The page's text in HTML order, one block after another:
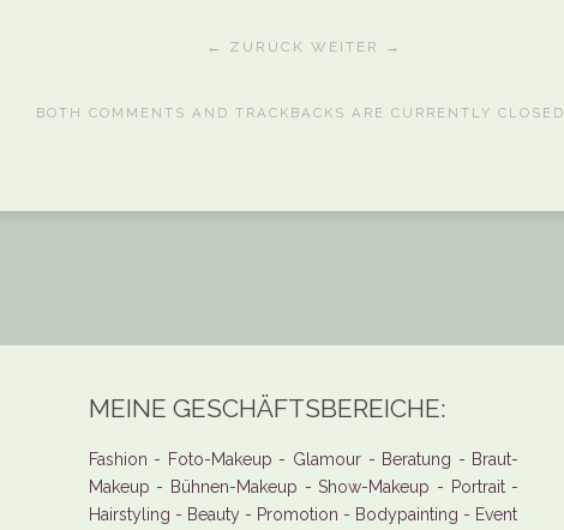
← ZURÜCK WEITER →
BOTH COMMENTS AND TRACKBACKS ARE CURRENTLY CLOSED.
MEINE GESCHÄFTSBEREICHE:
Fashion - Foto-Makeup - Glamour - Beratung - Braut-
Makeup - Bühnen-Makeup - Show-Makeup - Portrait -
Hairstyling - Beauty - Promotion - Bodypainting - Event